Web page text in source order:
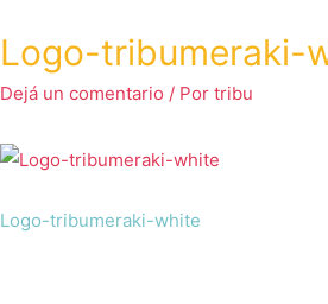
Logo-tribumeraki-
Dejá un comentario / Portribu
Logo-tribumeraki-white